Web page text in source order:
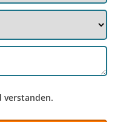
verstanden.